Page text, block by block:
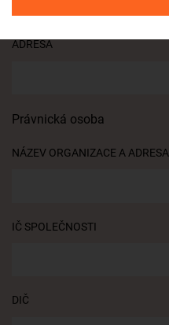
ADRESA
Právnická osoba
NÁZEV ORGANIZACE A ADRESA
IČ SPOLEČNOSTI
DIČ